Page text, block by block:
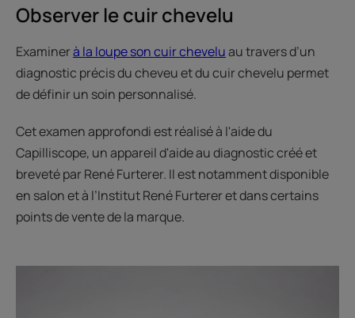
Observer le cuir chevelu
Examinerà la loupe son cuir cheveluau travers d’un
diagnostic précis du cheveu et du cuir chevelu permet
de définir un soin personnalisé.
Cet examen approfondi est réalisé à l'aide du
Capilliscope, un appareil d'aide au diagnostic créé et
breveté par René Furterer. Il est notamment disponible
en salon et à l’Institut René Furterer et dans certains
points de vente de la marque.